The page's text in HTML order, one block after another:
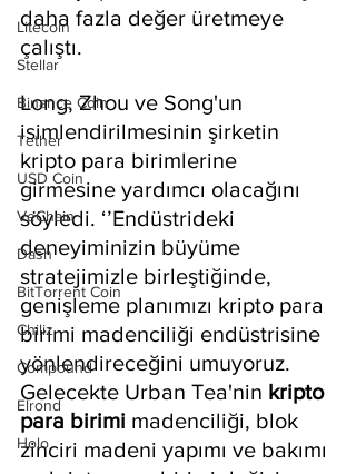
Litecoin
Stellar
Binance Coin
Tether
USD Coin
VeChain
Dash
BitTorrent Coin
Chiliz
Compound
Elrond
Holo
daha fazla değer üretmeye
çalıştı.
Long, Zhou ve Song'un
isimlendirilmesinin şirketin
kripto para birimlerine
girmesine yardımcı olacağını
söyledi. ‘’Endüstrideki
deneyiminizin büyüme
stratejimizle birleştiğinde,
genişleme planımızı kripto para
birimi madenciliği endüstrisine
yönlendireceğini umuyoruz.
Gelecekte Urban Tea'nin kripto
para birimi madenciliği, blok
zinciri madeni yapımı ve bakımı